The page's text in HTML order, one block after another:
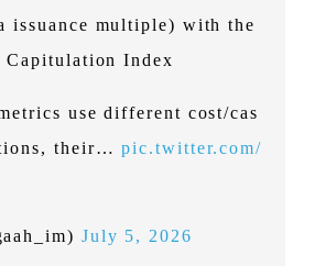
issuance multiple) with the
Index
use different cost/cas
their…pic.twitter.com/
July 5, 2026